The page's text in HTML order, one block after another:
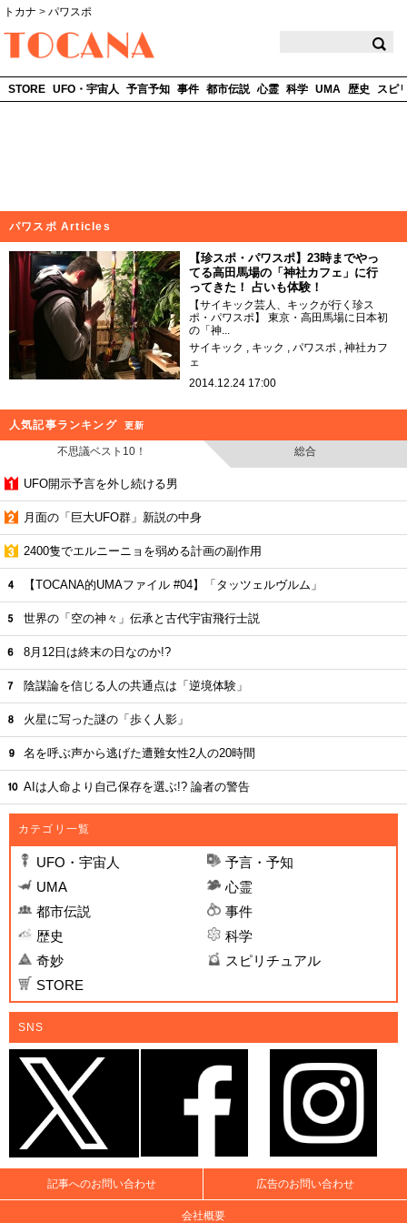
トカナ > パワスポ
STORE UFO・宇宙人 予言予知 事件 都市伝説 心霊 科学 UMA 歴史 スピ
パワスポ Articles
【珍スポ・パワスポ】23時までやっ
てる高田馬場の「神社カフェ」に行
ってきた！ 占いも体験！
【サイキック芸人、キックが行く珍ス
ポ・パワスポ】 東京・高田馬場に日本初
の「神...
サイキック
キック パワスポ
神社カフ
ェ
2014.12.24 17:00
人気記事ランキング 更新
不思議ベスト10！ 総合
UFO開示予言を外し続ける男
月面の「巨大UFO群」新説の中身
2400隻でエルニーニョを弱める計画の副作用
【TOCANA的UMAファイル #04】「タッツェルヴルム」
世界の「空の神々」伝承と古代宇宙飛行士説
8月12日は終末の日なのか!?
陰謀論を信じる人の共通点は「逆境体験」
火星に写った謎の「歩く人影」
名を呼ぶ声から逃げた遭難女性2人の20時間
AIは人命より自己保存を選ぶ!? 論者の警告
カテゴリ一覧
UFO・宇宙人
予言・予知
UMA
心霊
都市伝説
事件
歴史
科学
奇妙
スピリチュアル
STORE
SNS
記事へのお問い合わせ 広告のお問い合わせ
会社概要